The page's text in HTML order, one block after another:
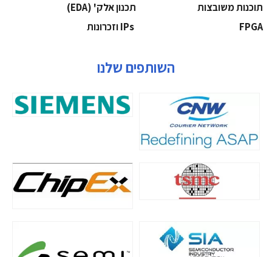
‫תוכנות משובצות‬
‫תכנון אלק' (‪(EDA‬‬
‫‪FPGA‬‬
השותפים שלנו